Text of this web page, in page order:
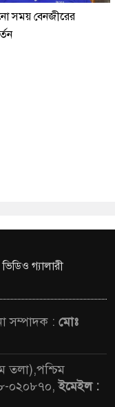
সময় বেনজীরের
ভিডিও গ্যালারী
সম্পাদক : মোঃ
তলা),পশ্চিম
০২০৮৭০,ইমেইল :